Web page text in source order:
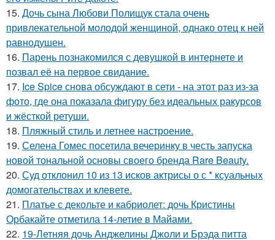
15. Дочь сына Любови Полищук стала очень
привлекательной молодой женщиной, однако отец к ней
равнодушен.
16. Парень познакомился с девушкой в интернете и
позвал её на первое свидание.
17. Ice Spice снова обсуждают в сети - на этот раз из-за
фото, где она показала фигуру без идеальных ракурсов
и жёсткой ретуши.
18. Пляжный стиль и летнее настроение.
19. Селена Гомес посетила вечеринку в честь запуска
новой тональной основы своего бренда Rare Beauty.
20. Суд отклонил 10 из 13 исков актрисы о с * ксуальных
домогательствах и клевете.
21. Платье с декольте и кабриолет: дочь Кристины
Орбакайте отметила 14-летие в Майами.
22. 19-Летняя дочь Анджелины Джоли и Брэда питта